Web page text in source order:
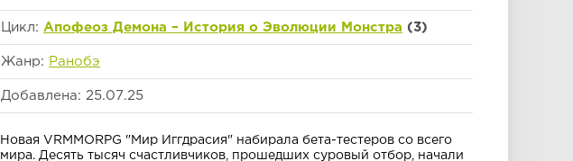
Цикл: Апофеоз Демона – История о Эволюции Монстра (3)
Жанр: Ранобэ
Добавлена: 25.07.25
Новая VRMMORPG "Мир Иггдрасия" набирала бета-тестеров со всего
мира. Десять тысяч счастливчиков, прошедших суровый отбор, начали